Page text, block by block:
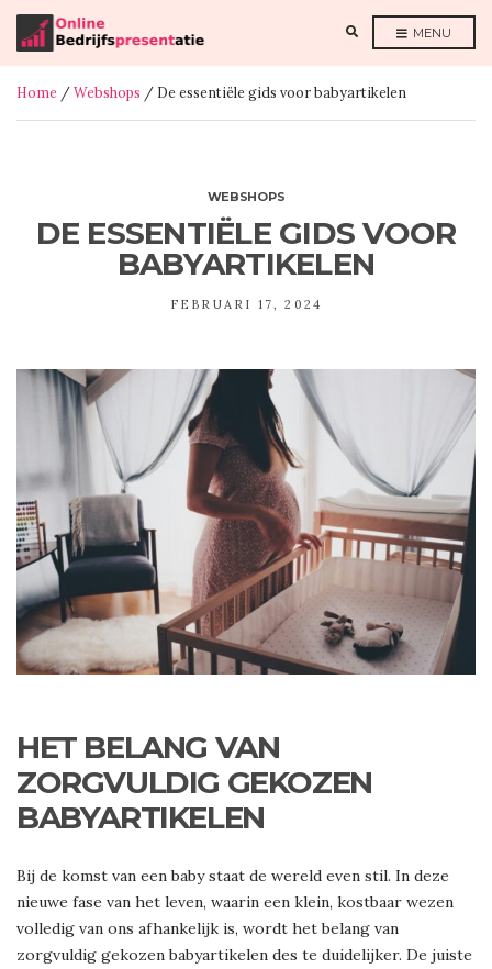
A
D
E
M
MENU
Home /Webshops / De essentiële gids voor babyartikelen
WEBSHOPS
DE ESSENTIËLE GIDS VOOR
BABYARTIKELEN
FEBRUARI 17, 2024
HET BELANG VAN
ZORGVULDIG GEKOZEN
BABYARTIKELEN
Bij de komst van een baby staat de wereld even stil. In deze
nieuwe fase van het leven, waarin een klein, kostbaar wezen
volledig van ons afhankelijk is, wordt het belang van
zorgvuldig gekozen babyartikelen des te duidelijker. De juiste